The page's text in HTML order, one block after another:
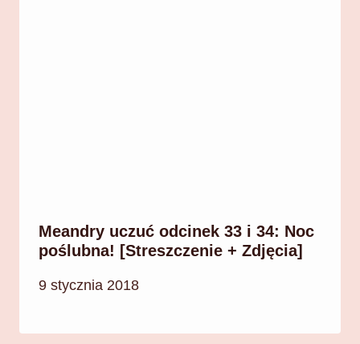
Meandry uczuć odcinek 33 i 34: Noc
poślubna! [Streszczenie + Zdjęcia]
9 stycznia 2018